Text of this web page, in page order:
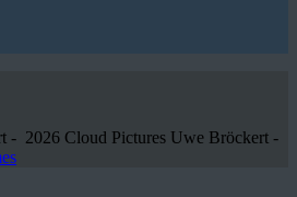
- 2026 Cloud Pictures Uwe Bröckert -